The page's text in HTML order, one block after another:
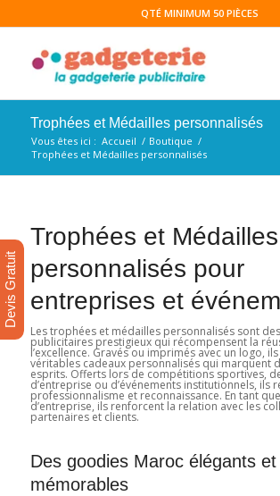
QTÉ MINIMUM 50 PIÈCES
Trophées et Médailles personnalisés
Vous êtes ici : Accueil / Boutique /
Trophées et Médailles personnalisés
Trophées et Médailles
personnalisés pour
entreprises et
Les trophées et médailles personnalisés sont
publicitaires prestigieux qui récompensent la
l’excellence. Gravés ou imprimés avec un logo,
véritables cadeaux personnalisés qui marquent
esprits. Offerts lors de compétitions sportives,
d’entreprise ou d’événements institutionnels, ils
professionnalisme et reconnaissance. En tant
d’entreprise, ils renforcent la relation avec les
partenaires et clients.
Des goodies Maroc élégants et
mémorables
Devis Gratuit